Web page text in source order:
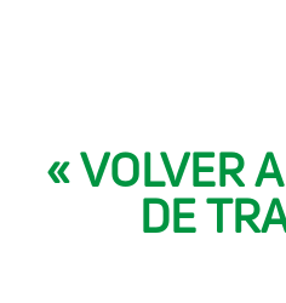
« VOLVER
DE